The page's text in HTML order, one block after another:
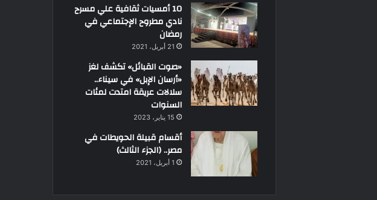
10 أمسيات ثقافية علي مسرح
نادي مطروح الإجتماعي في
رمضان
21 أبريل، 2021
«صوت القبائل» تكشف لغز
«أرسان الإبل» في سيناء..
سلالات عريقة امتدت لمئات
السنوات
15 يناير، 2023
أقسام قبيلة الحويطات في
مصر.. (الجزء الثالث)
1 أبريل، 2021